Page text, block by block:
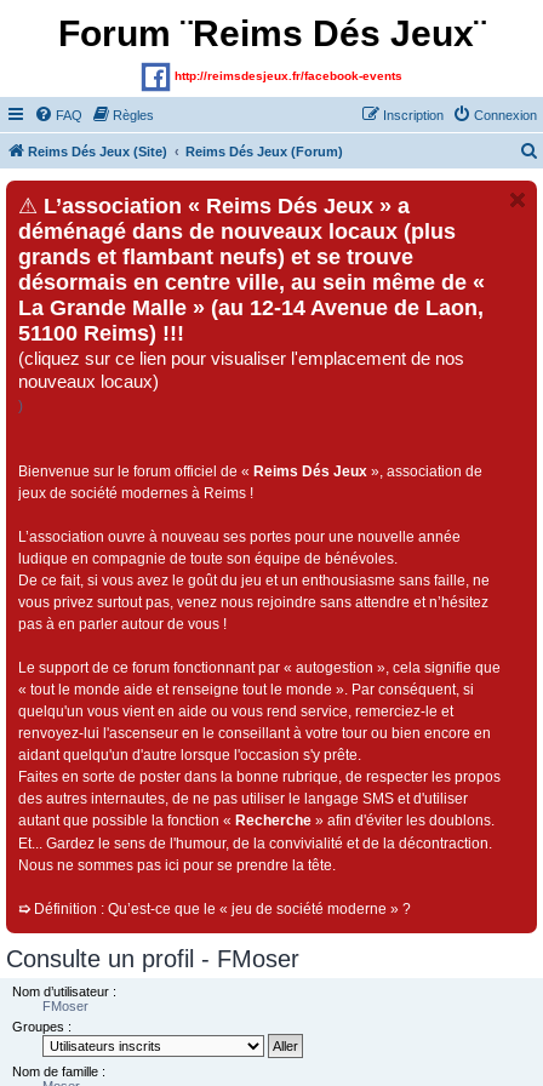
Forum ¨Reims Dés Jeux¨
http://reimsdesjeux.fr/facebook-events
FAQ Règles Connexion
Inscription
Reims Dés Jeux (Site) Reims Dés Jeux (Forum)
⚠ L’association « Reims Dés Jeux » a
déménagé dans de nouveaux locaux (plus
grands et flambant neufs) et se trouve
désormais en centre ville, au sein même de «
La Grande Malle » (au 12-14 Avenue de Laon,
51100 Reims) !!!
(cliquez sur ce lien pour visualiser l'emplacement de nos
nouveaux locaux)
)
Bienvenue sur le forum officiel de « Reims Dés Jeux », association de
jeux de société modernes à Reims !
L’association ouvre à nouveau ses portes pour une nouvelle année
ludique en compagnie de toute son équipe de bénévoles.
De ce fait, si vous avez le goût du jeu et un enthousiasme sans faille, ne
vous privez surtout pas, venez nous rejoindre sans attendre et n’hésitez
pas à en parler autour de vous !
Le support de ce forum fonctionnant par « autogestion », cela signifie que
« tout le monde aide et renseigne tout le monde ». Par conséquent, si
quelqu'un vous vient en aide ou vous rend service, remerciez-le et
renvoyez-lui l'ascenseur en le conseillant à votre tour ou bien encore en
aidant quelqu'un d'autre lorsque l'occasion s'y prête.
Faites en sorte de poster dans la bonne rubrique, de respecter les propos
des autres internautes, de ne pas utiliser le langage SMS et d'utiliser
autant que possible la fonction « Recherche » afin d'éviter les doublons.
Et... Gardez le sens de l'humour, de la convivialité et de la décontraction.
Nous ne sommes pas ici pour se prendre la tête.
➯ Définition : Qu’est-ce que le « jeu de société moderne » ?
Consulte un profil - FMoser
Nom d’utilisateur :
FMoser
Groupes :
Nom de famille :